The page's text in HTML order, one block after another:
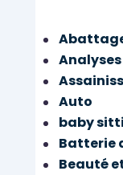
Analyses
Auto
baby
Batterie
Beauté